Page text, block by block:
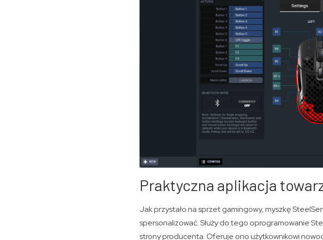
Praktyczna aplikacja
Jak przystało na sprzet gamingowy, myszkę
spersonalizować. Służy do tego oprogramowanie
strony producenta. Oferuje ono użytkownikowi